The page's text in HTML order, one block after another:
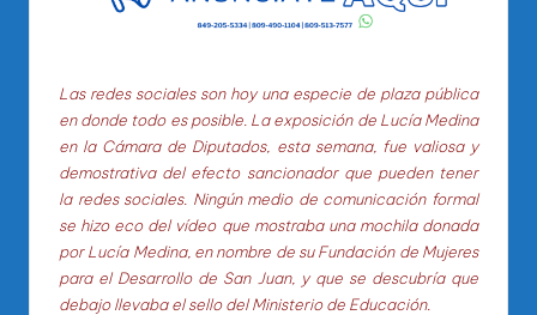
Las redes sociales son hoy una especie de plaza pública
en donde todo es posible. La exposición de Lucía Medina
en la Cámara de Diputados, esta semana, fue valiosa y
demostrativa del efecto sancionador que pueden tener
la redes sociales. Ningún medio de comunicación formal
se hizo eco del vídeo que mostraba una mochila donada
por Lucía Medina, en nombre de su Fundación de Mujeres
para el Desarrollo de San Juan, y que se descubría que
debajo llevaba el sello del Ministerio de Educación.